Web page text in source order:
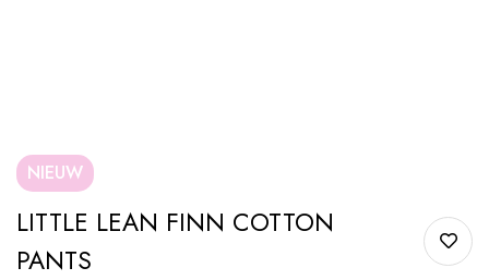
NIEUW
LITTLE LEAN FINN COTTON
PANTS